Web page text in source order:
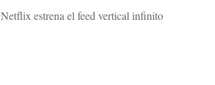
Netflix estrena el feed vertical infinito